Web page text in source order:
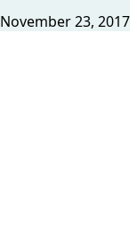
November 23, 2017